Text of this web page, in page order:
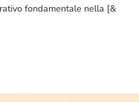
fondamentale nella [&